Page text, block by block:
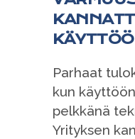
Parhaat
kun
pelkkänä
Yrityksen